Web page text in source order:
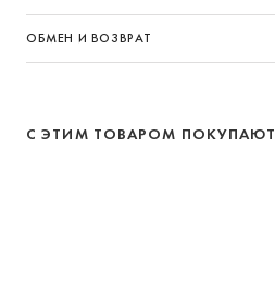
ОБМЕН И ВОЗВРАТ
С ЭТИМ ТОВАРОМ ПОКУПАЮТ